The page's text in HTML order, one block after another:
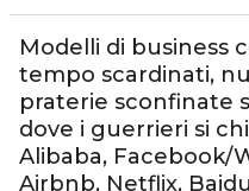
Modelli di business
tempo scardinati,
praterie sconfinate
dove i guerrieri si
Alibaba, Facebook/
Airbnb, Netflix,